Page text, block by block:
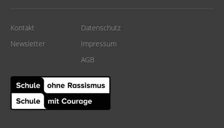
Kontakt
Newsletter
Datenschutz
Impressum
AGB